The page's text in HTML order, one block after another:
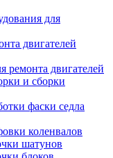
для
двигателей
ремонта двигателей
и сборки
фаски седла
коленвалов
шатунов